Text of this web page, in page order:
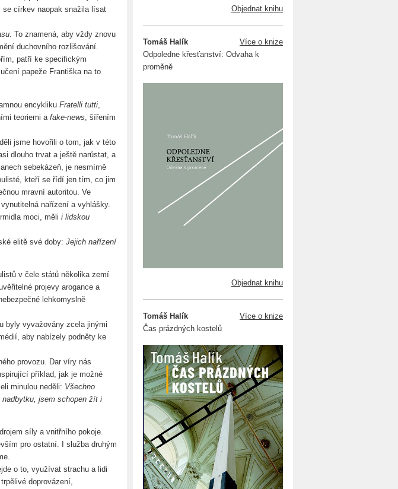
církev naopak snažila lísat
. To znamená, aby vždy znovu
duchovního rozlišování.
patří ke specifickým
papeže Františka na to
encykliku Fratelli tutti
teoriemi a fake-news , šířením
jsme hovořili o tom, jak v této
dlouho trvat a ještě narůstat, a
sebekázeň, je nesmírně
kteří se řídí jen tím, co jim
mravní autoritou. Ve
nařízení a vyhlášky.
moci, měli i lidskou
elitě své doby: Jejich nařízení
v čele států několika zemí
projevy arogance a
lehkomyslně
byly vyvažovány zcela jinými
aby nabízely podněty ke
provozu. Dar víry nás
příklad, jak je možné
minulou neděli: Všechno
jsem schopen žít i
síly a vnitřního pokoje.
pro ostatní. I služba druhým
o to, využívat strachu a lidi
doprovázení,
Objednat knihu
Tomáš Halík
Více o knize
Odpoledne křesťanství: Odvaha k
proměně
Objednat knihu
Tomáš Halík
Více o knize
Čas prázdných kostelů